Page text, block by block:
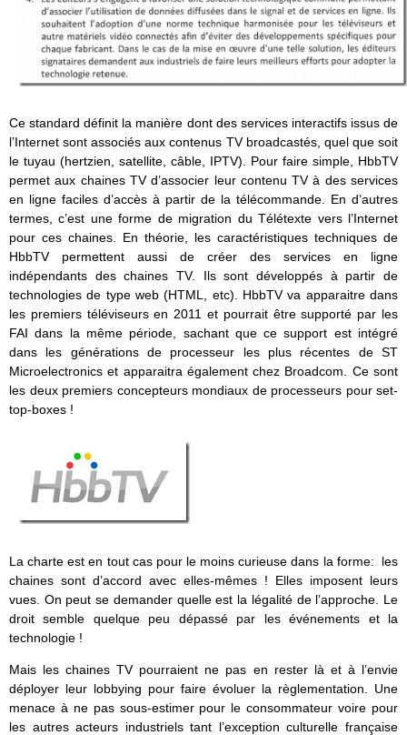
Ce standard définit la manière dont des services interactifs issus de
l’Internet sont associés aux contenus TV broadcastés, quel que soit
le tuyau (hertzien, satellite, câble, IPTV). Pour faire simple, HbbTV
permet aux chaines TV d’associer leur contenu TV à des services
en ligne faciles d’accès à partir de la télécommande. En d’autres
termes, c’est une forme de migration du Télétexte vers l’Internet
pour ces chaines. En théorie, les caractéristiques techniques de
HbbTV permettent aussi de créer des services en ligne
indépendants des chaines TV. Ils sont développés à partir de
technologies de type web (HTML, etc). HbbTV va apparaitre dans
les premiers téléviseurs en 2011 et pourrait être supporté par les
FAI dans la même période, sachant que ce support est intégré
dans les générations de processeur les plus récentes de ST
Microelectronics et apparaitra également chez Broadcom. Ce sont
les deux premiers concepteurs mondiaux de processeurs pour set-
top-boxes !
La charte est en tout cas pour le moins curieuse dans la forme: les
chaines sont d’accord avec elles-mêmes ! Elles imposent leurs
vues. On peut se demander quelle est la légalité de l’approche. Le
droit semble quelque peu dépassé par les événements et la
technologie !
Mais les chaines TV pourraient ne pas en rester là et à l’envie
déployer leur lobbying pour faire évoluer la règlementation. Une
menace à ne pas sous-estimer pour le consommateur voire pour
les autres acteurs industriels tant l’exception culturelle française